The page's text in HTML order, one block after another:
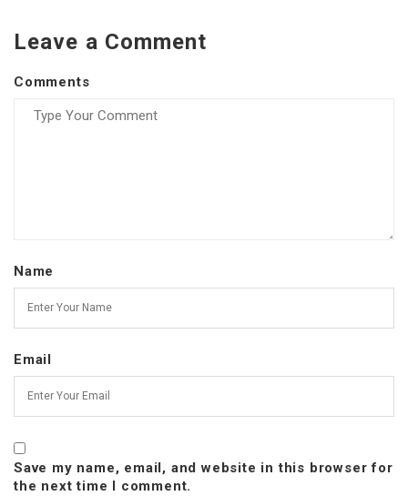
Leave a Comment
Comments
Name
Email
Save my name, email, and website in this browser for
the next time I comment.